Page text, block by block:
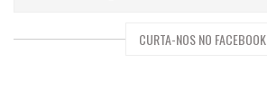
CURTA-NOS NO FACEBOOK